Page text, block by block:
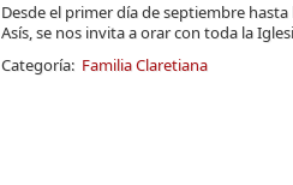
Desde el primer día de septiembre
Asís, se nos invita a orar con toda la
Categoría: Familia Claretiana